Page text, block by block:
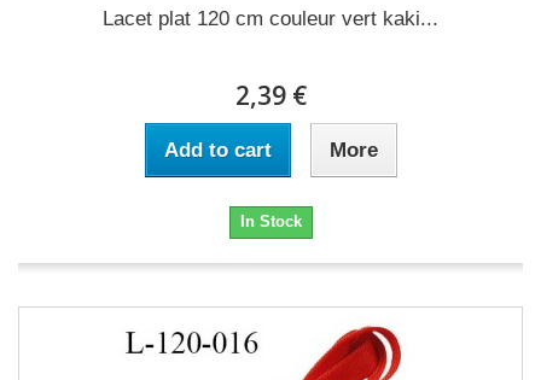
Lacet plat 120 cm couleur vert kaki...
2,39 €
Add to cart More
In Stock